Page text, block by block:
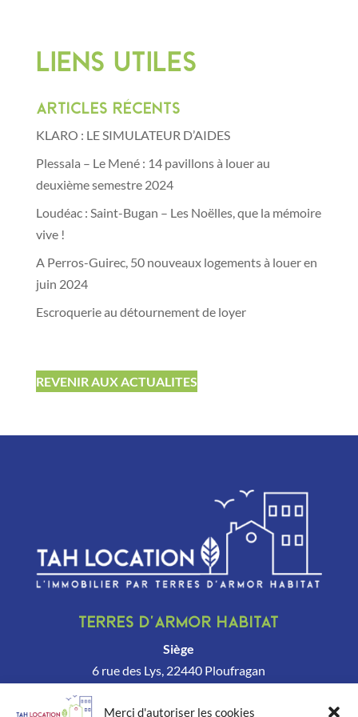
Merci d'autoriser les cookies
Liens utiles
Articles récents
KLARO : LE SIMULATEUR D’AIDES
Plessala – Le Mené : 14 pavillons à louer au
deuxième semestre 2024
Loudéac : Saint-Bugan – Les Noëlles, que la mémoire
vive !
A Perros-Guirec, 50 nouveaux logements à louer en
juin 2024
Escroquerie au détournement de loyer
REVENIR AUX ACTUALITES
Terres d’Armor Habitat
Siège
6 rue des Lys, 22440 Ploufragan